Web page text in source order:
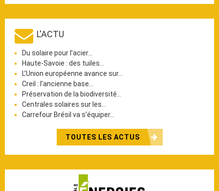
L'ACTU
Du solaire pour l’acier…
Haute-Savoie : des tuiles…
L’Union européenne avance sur…
Creil : l’ancienne base…
Préservation de la biodiversité…
Centrales solaires sur les…
Carrefour Brésil va s’équiper…
TOUTES LES ACTUS